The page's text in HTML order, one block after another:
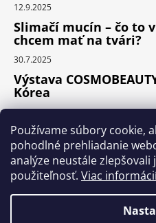
Používame súbory cookie,
pohodlné prehliadanie
analýze neustále zlepšovali
použiteľnosť. Viac
12.9.2025
Slimačí mucín – čo to
chcem mať na tvári?
30.7.2025
Výstava
Kórea
11.6.2025
Instagram